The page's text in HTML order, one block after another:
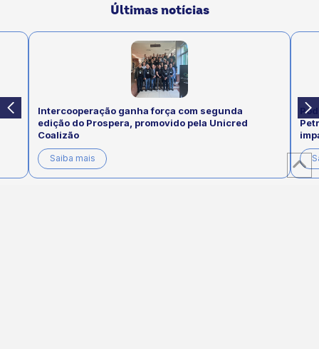
Últimas notícias
Intercooperação ganha força com segunda
edição do Prospera, promovido pela Unicred
Coalizão
Saiba mais